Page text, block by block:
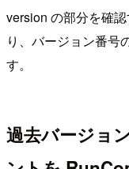
version の部分を確認
り、バージョン番号
す。
過去バージョ